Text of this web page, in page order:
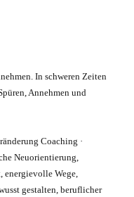
In schweren Zeiten
Annehmen und
Coaching ·
Neuorientierung,
energievolle Wege,
gestalten, beruflicher